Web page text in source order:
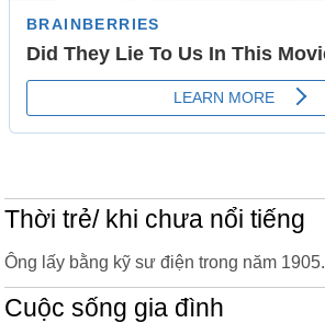
Thời trẻ/ khi chưa nổi tiếng
Ông lấy bằng kỹ sư điện trong năm 1905.
Cuộc sống gia đình